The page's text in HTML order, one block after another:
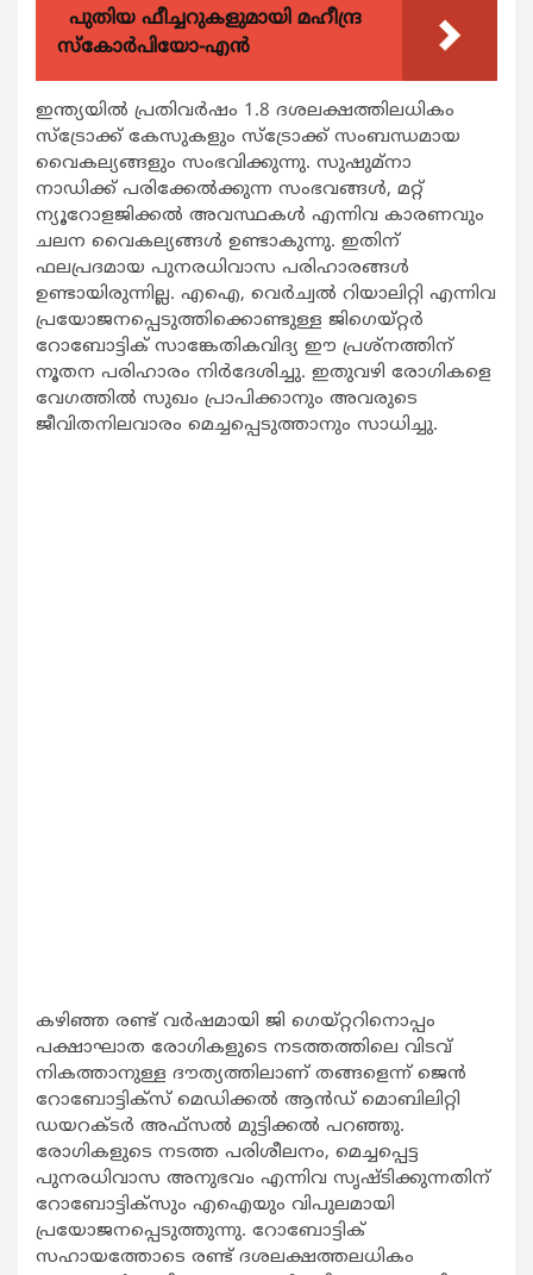
പുതിയ ഫീച്ചറുകളുമായി മഹീന്ദ്ര
സ്കോർപിയോ-എൻ
ഇന്ത്യയില്‍ പ്രതിവര്‍ഷം 1.8 ദശലക്ഷത്തിലധികം
സ്ട്രോക്ക് കേസുകളും സ്ട്രോക്ക് സംബന്ധമായ
വൈകല്യങ്ങളും സംഭവിക്കുന്നു. സുഷുമ്നാ
നാഡിക്ക് പരിക്കേല്‍ക്കുന്ന സംഭവങ്ങള്‍, മറ്റ്
ന്യൂറോളജിക്കല്‍ അവസ്ഥകള്‍ എന്നിവ കാരണവും
ചലന വൈകല്യങ്ങള്‍ ഉണ്ടാകുന്നു. ഇതിന്
ഫലപ്രദമായ പുനരധിവാസ പരിഹാരങ്ങള്‍
ഉണ്ടായിരുന്നില്ല. എഐ, വെര്‍ച്വല്‍ റിയാലിറ്റി എന്നിവ
പ്രയോജനപ്പെടുത്തിക്കൊണ്ടുള്ള ജിഗെയ്റ്റര്‍
റോബോട്ടിക് സാങ്കേതികവിദ്യ ഈ പ്രശ്നത്തിന്
നൂതന പരിഹാരം നിര്‍ദേശിച്ചു. ഇതുവഴി രോഗികളെ
വേഗത്തില്‍ സുഖം പ്രാപിക്കാനും അവരുടെ
ജീവിതനിലവാരം മെച്ചപ്പെടുത്താനും സാധിച്ചു.
കഴിഞ്ഞ രണ്ട് വര്‍ഷമായി ജി ഗെയ്റ്ററിനൊപ്പം
പക്ഷാഘാത രോഗികളുടെ നടത്തത്തിലെ വിടവ്
നികത്താനുള്ള ദൗത്യത്തിലാണ് തങ്ങളെന്ന് ജെന്‍
റോബോട്ടിക്സ് മെഡിക്കല്‍ ആന്‍ഡ് മൊബിലിറ്റി
ഡയറക്ടര്‍ അഫ്സല്‍ മുട്ടിക്കല്‍ പറഞ്ഞു.
രോഗികളുടെ നടത്ത പരിശീലനം, മെച്ചപ്പെട്ട
പുനരധിവാസ അനുഭവം എന്നിവ സൃഷ്ടിക്കുന്നതിന്
റോബോട്ടിക്സും എഐയും വിപുലമായി
പ്രയോജനപ്പെടുത്തുന്നു. റോബോട്ടിക്
സഹായത്തോടെ രണ്ട് ദശലക്ഷത്തലധികം